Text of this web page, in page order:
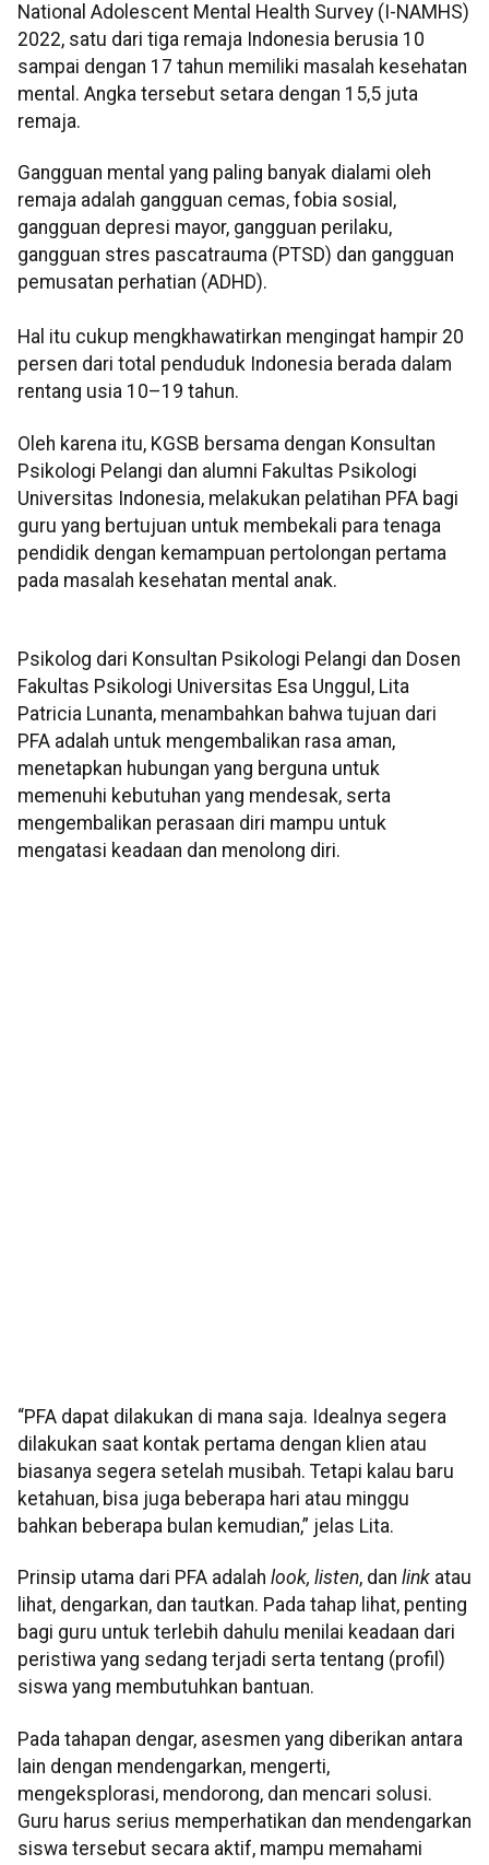
National Adolescent Mental Health Survey (I-NAMHS)
2022, satu dari tiga remaja Indonesia berusia 10
sampai dengan 17 tahun memiliki masalah kesehatan
mental. Angka tersebut setara dengan 15,5 juta
remaja.
Gangguan mental yang paling banyak dialami oleh
remaja adalah gangguan cemas, fobia sosial,
gangguan depresi mayor, gangguan perilaku,
gangguan stres pascatrauma (PTSD) dan gangguan
pemusatan perhatian (ADHD).
Hal itu cukup mengkhawatirkan mengingat hampir 20
persen dari total penduduk Indonesia berada dalam
rentang usia 10–19 tahun.
Oleh karena itu, KGSB bersama dengan Konsultan
Psikologi Pelangi dan alumni Fakultas Psikologi
Universitas Indonesia, melakukan pelatihan PFA bagi
guru yang bertujuan untuk membekali para tenaga
pendidik dengan kemampuan pertolongan pertama
pada masalah kesehatan mental anak.
Psikolog dari Konsultan Psikologi Pelangi dan Dosen
Fakultas Psikologi Universitas Esa Unggul, Lita
Patricia Lunanta, menambahkan bahwa tujuan dari
PFA adalah untuk mengembalikan rasa aman,
menetapkan hubungan yang berguna untuk
memenuhi kebutuhan yang mendesak, serta
mengembalikan perasaan diri mampu untuk
mengatasi keadaan dan menolong diri.
“PFA dapat dilakukan di mana saja. Idealnya segera
dilakukan saat kontak pertama dengan klien atau
biasanya segera setelah musibah. Tetapi kalau baru
ketahuan, bisa juga beberapa hari atau minggu
bahkan beberapa bulan kemudian,” jelas Lita.
Prinsip utama dari PFA adalah look, listen, dan link atau
lihat, dengarkan, dan tautkan. Pada tahap lihat, penting
bagi guru untuk terlebih dahulu menilai keadaan dari
peristiwa yang sedang terjadi serta tentang (profil)
siswa yang membutuhkan bantuan.
Pada tahapan dengar, asesmen yang diberikan antara
lain dengan mendengarkan, mengerti,
mengeksplorasi, mendorong, dan mencari solusi.
Guru harus serius memperhatikan dan mendengarkan
siswa tersebut secara aktif, mampu memahami